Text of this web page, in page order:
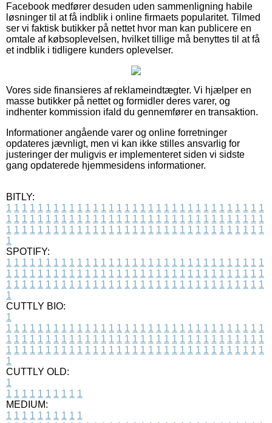
Facebook medfører desuden uden sammenligning habile
løsninger til at få indblik i online firmaets popularitet. Tilmed
ser vi faktisk butikker på nettet hvor man kan publicere en
omtale af købsoplevelsen, hvilket tillige må benyttes til at få
et indblik i tidligere kunders oplevelser.
Vores side finansieres af reklameindtægter. Vi hjælper en
masse butikker på nettet og formidler deres varer, og
indhenter kommission ifald du gennemfører en transaktion.
Informationer angående varer og online forretninger
opdateres jævnligt, men vi kan ikke stilles ansvarlig for
justeringer der muligvis er implementeret siden vi sidste
gang opdaterede hjemmesidens informationer.
BITLY:
1 1 1 1 1 1 1 1 1 1 1 1 1 1 1 1 1 1 1 1 1 1 1 1 1 1 1 1 1 1 1 1 1
1 1 1 1 1 1 1 1 1 1 1 1 1 1 1 1 1 1 1 1 1 1 1 1 1 1 1 1 1 1 1 1 1
1 1 1 1 1 1 1 1 1 1 1 1 1 1 1 1 1 1 1 1 1 1 1 1 1 1 1 1 1 1 1 1 1
1
SPOTIFY:
1 1 1 1 1 1 1 1 1 1 1 1 1 1 1 1 1 1 1 1 1 1 1 1 1 1 1 1 1 1 1 1 1
1 1 1 1 1 1 1 1 1 1 1 1 1 1 1 1 1 1 1 1 1 1 1 1 1 1 1 1 1 1 1 1 1
1 1 1 1 1 1 1 1 1 1 1 1 1 1 1 1 1 1 1 1 1 1 1 1 1 1 1 1 1 1 1 1 1
1
CUTTLY BIO:
1
1 1 1 1 1 1 1 1 1 1 1 1 1 1 1 1 1 1 1 1 1 1 1 1 1 1 1 1 1 1 1 1 1
1 1 1 1 1 1 1 1 1 1 1 1 1 1 1 1 1 1 1 1 1 1 1 1 1 1 1 1 1 1 1 1 1
1 1 1 1 1 1 1 1 1 1 1 1 1 1 1 1 1 1 1 1 1 1 1 1 1 1 1 1 1 1 1 1 1
1
CUTTLY OLD:
1
1 1 1 1 1 1 1 1 1 1
MEDIUM:
1 1 1 1 1 1 1 1 1 1